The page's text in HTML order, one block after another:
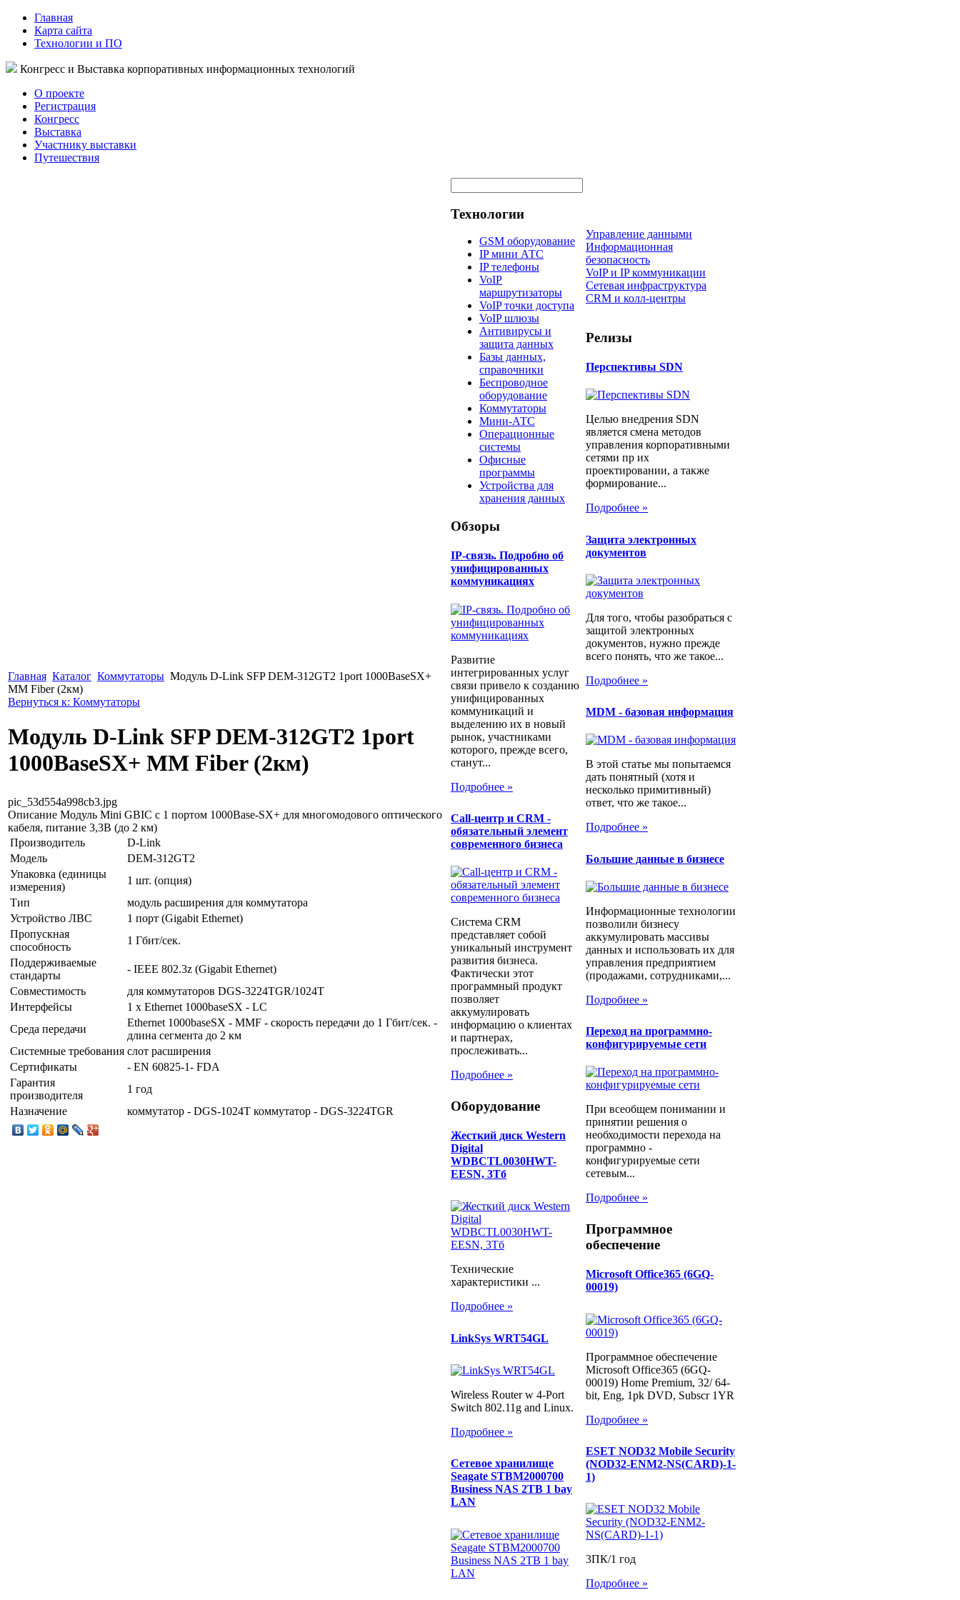
Главная
Карта сайта
Технологии и ПО
Конгресс и Выставка корпоративных информационных технологий
О проекте
Регистрация
Конгресс
Выставка
Участнику выставки
Путешествия
Главная Каталог Коммутаторы Модуль D-Link SFP DEM-312GT2 1port 1000BaseSX+
MM Fiber (2км)
Вернуться к: Коммутаторы
Модуль D-Link SFP DEM-312GT2 1port
1000BaseSX+ MM Fiber (2км)
pic_53d554a998cb3.jpg
Описание Модуль Mini GBIC с 1 портом 1000Base-SX+ для многомодового оптического
кабеля, питание 3,3В (до 2 км)
Производитель
D-Link
Модель
DEM-312GT2
Упаковка (единицы
измерения)
1 шт. (опция)
Тип
модуль расширения для коммутатора
Устройство ЛВС
1 порт (Gigabit Ethernet)
Пропускная
способность
1 Гбит/сек.
Поддерживаемые
стандарты
- IEEE 802.3z (Gigabit Ethernet)
Совместимость
для коммутаторов DGS-3224TGR/1024T
Интерфейсы
1 x Ethernet 1000baseSX - LC
Среда передачи
Ethernet 1000baseSX - MMF - скорость передачи до 1 Гбит/сек. -
длина сегмента до 2 км
Системные требования слот расширения
Сертификаты
- EN 60825-1- FDA
Гарантия
производителя
1 год
Назначение
коммутатор - DGS-1024T коммутатор - DGS-3224TGR
Технологии
GSM оборудование
IP мини АТС
IP телефоны
VoIP
маршрутизаторы
VoIP точки доступа
VoIP шлюзы
Антивирусы и
защита данных
Базы данных,
справочники
Беспроводное
оборудование
Коммутаторы
Мини-АТС
Операционные
системы
Офисные
программы
Устройства для
хранения данных
Обзоры
IP-связь. Подробно об
унифицированных
коммуникациях
Развитие
интегрированных услуг
связи привело к созданию
унифицированных
коммуникаций и
выделению их в новый
рынок, участниками
которого, прежде всего,
станут...
Подробнее »
Call-центр и CRM -
обязательный элемент
современного бизнеса
Система CRM
представляет собой
уникальный инструмент
развития бизнеса.
Фактически этот
программный продукт
позволяет
аккумулировать
информацию о клиентах
и партнерах,
прослеживать...
Подробнее »
Оборудование
Жесткий диск Western
Digital
WDBCTL0030HWT-
EESN, 3Тб
Технические
характеристики ...
Подробнее »
LinkSys WRT54GL
Wireless Router w 4-Port
Switch 802.11g and Linux.
Подробнее »
Сетевое хранилище
Seagate STBM2000700
Business NAS 2TB 1 bay
LAN
Управление данными
Информационная
безопасность
VoIP и IP коммуникации
Сетевая инфраструктура
CRM и колл-центры
Релизы
Перспективы SDN
Целью внедрения SDN
является смена методов
управления корпоративными
сетями пр их
проектировании, а также
формирование...
Подробнее »
Защита электронных
документов
Для того, чтобы разобраться с
защитой электронных
документов, нужно прежде
всего понять, что же такое...
Подробнее »
MDM - базовая информация
В этой статье мы попытаемся
дать понятный (хотя и
несколько примитивный)
ответ, что же такое...
Подробнее »
Большие данные в бизнесе
Информационные технологии
позволили бизнесу
аккумулировать массивы
данных и использовать их для
управления предприятием
(продажами, сотрудниками,...
Подробнее »
Переход на программно-
конфигурируемые сети
При всеобщем понимании и
принятии решения о
необходимости перехода на
программно -
конфигурируемые сети
сетевым...
Подробнее »
Программное
обеспечение
Microsoft Office365 (6GQ-
00019)
Программное обеспечение
Microsoft Office365 (6GQ-
00019) Home Premium, 32/ 64-
bit, Eng, 1pk DVD, Subscr 1YR
Подробнее »
ESET NOD32 Mobile Security
(NOD32-ENM2-NS(CARD)-1-
1)
3ПК/1 год
Подробнее »